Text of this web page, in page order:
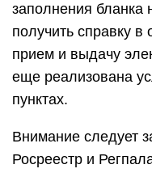
заполнения бланка
получить справку в
прием и выдачу
еще реализована
пунктах.
Внимание следует
Росреестр и